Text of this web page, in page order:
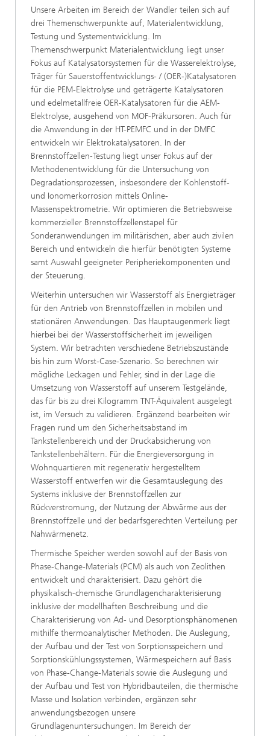
Unsere Arbeiten im Bereich der Wandler teilen sich auf
drei Themenschwerpunkte auf, Materialentwicklung,
Testung und Systementwicklung. Im
Themenschwerpunkt Materialentwicklung liegt unser
Fokus auf Katalysatorsystemen für die Wasserelektrolyse,
Träger für Sauerstoffentwicklungs- / (OER-)Katalysatoren
für die PEM-Elektrolyse und geträgerte Katalysatoren
und edelmetallfreie OER-Katalysatoren für die AEM-
Elektrolyse, ausgehend von MOF-Präkursoren. Auch für
die Anwendung in der HT-PEMFC und in der DMFC
entwickeln wir Elektrokatalysatoren. In der
Brennstoffzellen-Testung liegt unser Fokus auf der
Methodenentwicklung für die Untersuchung von
Degradationsprozessen, insbesondere der Kohlenstoff-
und Ionomerkorrosion mittels Online-
Massenspektrometrie. Wir optimieren die Betriebsweise
kommerzieller Brennstoffzellenstapel für
Sonderanwendungen im militärischen, aber auch zivilen
Bereich und entwickeln die hierfür benötigten Systeme
samt Auswahl geeigneter Peripheriekomponenten und
der Steuerung.
Weiterhin untersuchen wir Wasserstoff als Energieträger
für den Antrieb von Brennstoffzellen in mobilen und
stationären Anwendungen. Das Hauptaugenmerk liegt
hierbei bei der Wasserstoffsicherheit im jeweiligen
System. Wir betrachten verschiedene Betriebszustände
bis hin zum Worst-Case-Szenario. So berechnen wir
mögliche Leckagen und Fehler, sind in der Lage die
Umsetzung von Wasserstoff auf unserem Testgelände,
das für bis zu drei Kilogramm TNT-Äquivalent ausgelegt
ist, im Versuch zu validieren. Ergänzend bearbeiten wir
Fragen rund um den Sicherheitsabstand im
Tankstellenbereich und der Druckabsicherung von
Tankstellenbehältern. Für die Energieversorgung in
Wohnquartieren mit regenerativ hergestelltem
Wasserstoff entwerfen wir die Gesamtauslegung des
Systems inklusive der Brennstoffzellen zur
Rückverstromung, der Nutzung der Abwärme aus der
Brennstoffzelle und der bedarfsgerechten Verteilung per
Nahwärmenetz.
Thermische Speicher werden sowohl auf der Basis von
Phase-Change-Materials (PCM) als auch von Zeolithen
entwickelt und charakterisiert. Dazu gehört die
physikalisch-chemische Grundlagencharakterisierung
inklusive der modellhaften Beschreibung und die
Charakterisierung von Ad- und Desorptionsphänomenen
mithilfe thermoanalytischer Methoden. Die Auslegung,
der Aufbau und der Test von Sorptionsspeichern und
Sorptionskühlungssystemen, Wärmespeichern auf Basis
von Phase-Change-Materials sowie die Auslegung und
der Aufbau und Test von Hybridbauteilen, die thermische
Masse und Isolation verbinden, ergänzen sehr
anwendungsbezogen unsere
Grundlagenuntersuchungen. Im Bereich der